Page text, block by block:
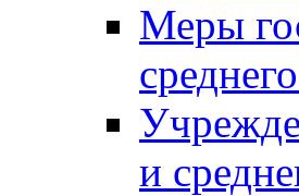
Меры
и